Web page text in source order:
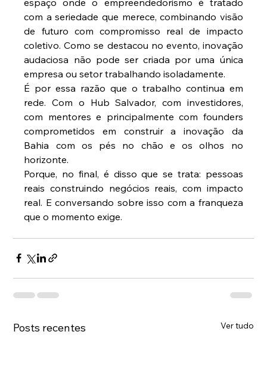
com a seriedade que merece, combinando visão
de futuro com compromisso real de impacto
coletivo. Como se destacou no evento, inovação
audaciosa não pode ser criada por uma única
empresa ou setor trabalhando isoladamente.
É por essa razão que o trabalho continua em
rede. Com o Hub Salvador, com investidores,
com mentores e principalmente com founders
comprometidos em construir a inovação da
Bahia com os pés no chão e os olhos no
horizonte.
Porque, no final, é disso que se trata: pessoas
reais construindo negócios reais, com impacto
real. E conversando sobre isso com a franqueza
que o momento exige.
Posts recentes Ver tudo